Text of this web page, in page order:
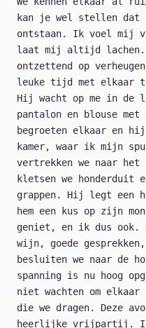
kan je wel stellen dat
ontstaan. Ik voel mij
laat mij altijd lachen.
ontzettend op
leuke tijd met elkaar
Hij wacht op me in
pantalon en blouse
begroeten elkaar en
kamer, waar ik mijn
vertrekken we naar het
kletsen we honderduit
grappen. Hij legt een
hem een kus op zijn
geniet, en ik dus ook.
wijn, goede
besluiten we naar de
spanning is nu hoog
niet wachten om
die we dragen. Deze
heerlijke vrijpartij. Ik